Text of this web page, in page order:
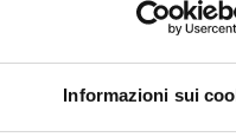
Informazioni sui